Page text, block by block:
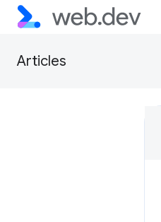
Articles